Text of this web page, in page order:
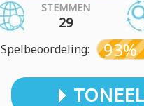
STEMMEN
29
Spelbeoordeling: 93%